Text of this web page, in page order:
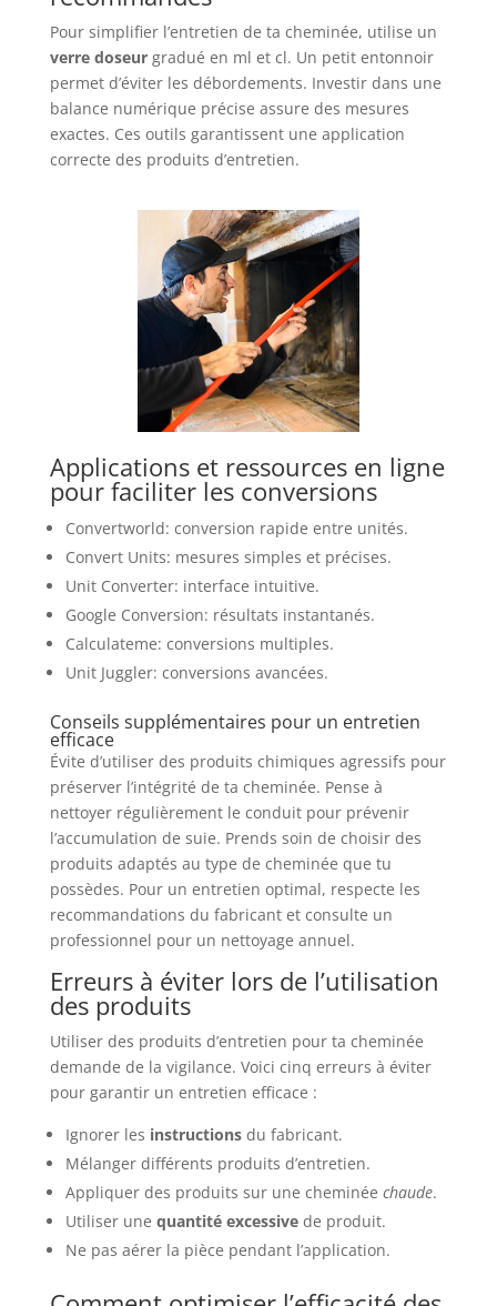
Pour simplifier l’entretien de ta cheminée, utilise un
verre doseurgradué en ml et cl. Un petit entonnoir
permet d’éviter les débordements. Investir dans une
balance numérique précise assure des mesures
exactes. Ces outils garantissent une application
correcte des produits d’entretien.
Applications et ressources en ligne
pour faciliter les conversions
Convertworld: conversion rapide entre unités.
Convert Units: mesures simples et précises.
Unit Converter: interface intuitive.
Google Conversion: résultats instantanés.
Calculateme: conversions multiples.
Unit Juggler: conversions avancées.
Conseils supplémentaires pour un entretien
efficace
Évite d’utiliser des produits chimiques agressifs pour
préserver l’intégrité de ta cheminée. Pense à
nettoyer régulièrement le conduit pour prévenir
l’accumulation de suie. Prends soin de choisir des
produits adaptés au type de cheminée que tu
possèdes. Pour un entretien optimal, respecte les
recommandations du fabricant et consulte un
professionnel pour un nettoyage annuel.
Erreurs à éviter lors de l’utilisation
des produits
Utiliser des produits d’entretien pour ta cheminée
demande de la vigilance. Voici cinq erreurs à éviter
pour garantir un entretien efficace :
Ignorer les instructionsdu fabricant.
Mélanger différents produits d’entretien.
Appliquer des produits sur une cheminée chaude.
Utiliser une quantité excessivede produit.
Ne pas aérer la pièce pendant l’application.